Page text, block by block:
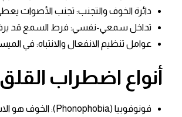
دائرة الخوف والتجنب: تجنب الأصوات
تداخل سمعي-نفسي: فرط السمع قد يرفع
عوامل تنظيم الانفعال والانتباه: في
أنواع اضطراب
فونوفوبيا (Phonophobia): الخوف هو الاستجابة الأساسية للصوت، مع قلق وتجنب وتأثير وظيفي. ​